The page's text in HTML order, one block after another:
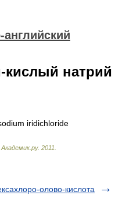
кислый натрий
iridichloride
Академик.ру. 2011
олово-кислота